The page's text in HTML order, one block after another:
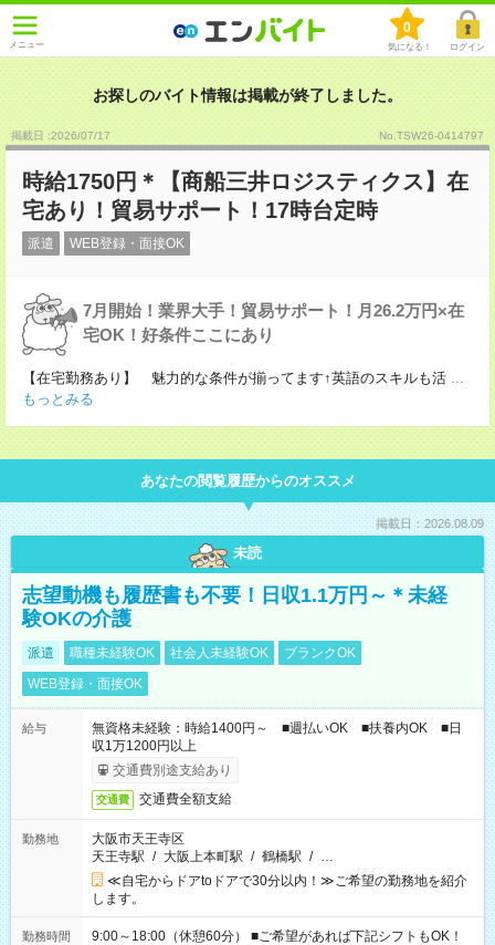
メニュー
0
気になる！ ログイン
お探しのバイト情報は掲載が終了しました。
掲載日 :2026/07/17 No.TSW26-0414797
時給1750円＊【商船三井ロジスティクス】在
宅あり！貿易サポート！17時台定時
派遣 WEB登録・面接OK
7月開始！業界大手！貿易サポート！月26.2万円×在
宅OK！好条件ここにあり
【在宅勤務あり】 魅力的な条件が揃ってます↑英語のスキルも活 ...
もっとみる
あなたの閲覧履歴からのオススメ
掲載日：2026.08.09
未読
志望動機も履歴書も不要！日収1.1万円～＊未経
験OKの介護
派遣 職種未経験OK 社会人未経験OK
ブランクOK
WEB登録・面接OK
給与
無資格未経験：時給1400円～ ■週払いOK ■扶養内OK ■日
収1万1200円以上
交通費別途支給あり
交通費 交通費全額支給
勤務地
大阪市天王寺区
天王寺駅 / 大阪上本町駅 / 鶴橋駅 / …
≪自宅からドアtoドアで30分以内！≫ご希望の勤務地を紹介
します。
勤務時間
9:00～18:00（休憩60分） ■ご希望があれば下記シフトもOK！